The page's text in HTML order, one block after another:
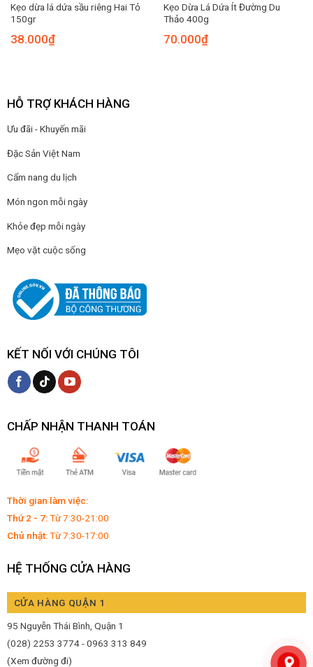
Kẹo dừa lá dứa sầu riêng Hai Tỏ
150gr
38.000₫
Kẹo Dừa Lá Dứa Ít Đường Du
Thảo 400g
70.000₫
HỖ TRỢ KHÁCH HÀNG
Ưu đãi - Khuyến mãi
Đặc Sản Việt Nam
Cẩm nang du lịch
Món ngon mỗi ngày
Khỏe đẹp mỗi ngày
Mẹo vặt cuộc sống
KẾT NỐI VỚI CHÚNG TÔI
CHẤP NHẬN THANH TOÁN
Thời gian làm việc:
Thứ 2 - 7:Từ 7:30-21:00
Chủ nhật:Từ 7:30-17:00
HỆ THỐNG CỬA HÀNG
CỬA HÀNG QUẬN 1
95 Nguyễn Thái Bình, Quận 1
(028) 2253 3774 - 0963 313 849
(Xem đường đi)